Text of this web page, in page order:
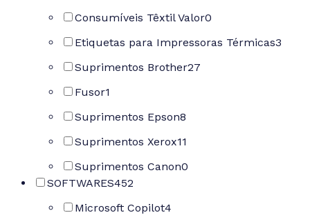
Consumíveis Têxtil Valor0
Etiquetas para Impressoras Térmicas3
Suprimentos Brother27
Fusor1
Suprimentos Epson8
Suprimentos Xerox11
Suprimentos Canon0
SOFTWARES452
Microsoft Copilot4